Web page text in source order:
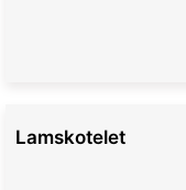
Lamskotelet